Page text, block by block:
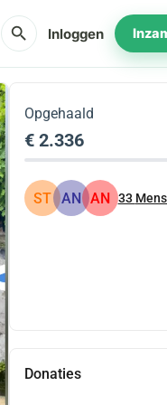
search Inloggen
Opgehaald
€ 2.336
ST AN AN 33
Donaties